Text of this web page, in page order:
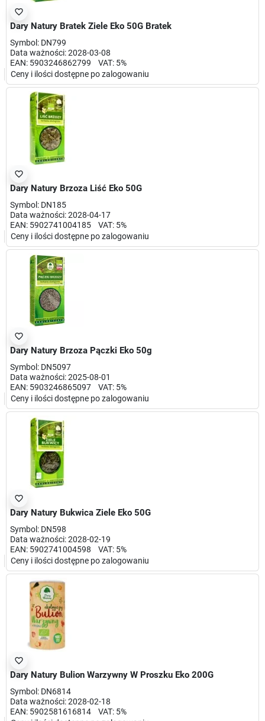
favorite_border
Dary Natury Bratek Ziele Eko 50G Bratek
Symbol: DN799
Data ważności: 2028-03-08
EAN: 5903246862799 VAT: 5%
Ceny i ilości dostępne po zalogowaniu
favorite_border
Dary Natury Brzoza Liść Eko 50G
Symbol: DN185
Data ważności: 2028-04-17
EAN: 5902741004185 VAT: 5%
Ceny i ilości dostępne po zalogowaniu
favorite_border
Dary Natury Brzoza Pączki Eko 50g
Symbol: DN5097
Data ważności: 2025-08-01
EAN: 5903246865097 VAT: 5%
Ceny i ilości dostępne po zalogowaniu
favorite_border
Dary Natury Bukwica Ziele Eko 50G
Symbol: DN598
Data ważności: 2028-02-19
EAN: 5902741004598 VAT: 5%
Ceny i ilości dostępne po zalogowaniu
favorite_border
Dary Natury Bulion Warzywny W Proszku Eko 200G
Symbol: DN6814
Data ważności: 2028-02-18
EAN: 5902581616814 VAT: 5%